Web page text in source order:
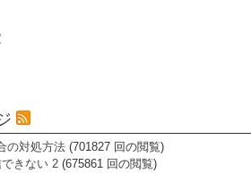
の対処方法(701827 回の閲覧)
きない 2(675861 回の閲覧)